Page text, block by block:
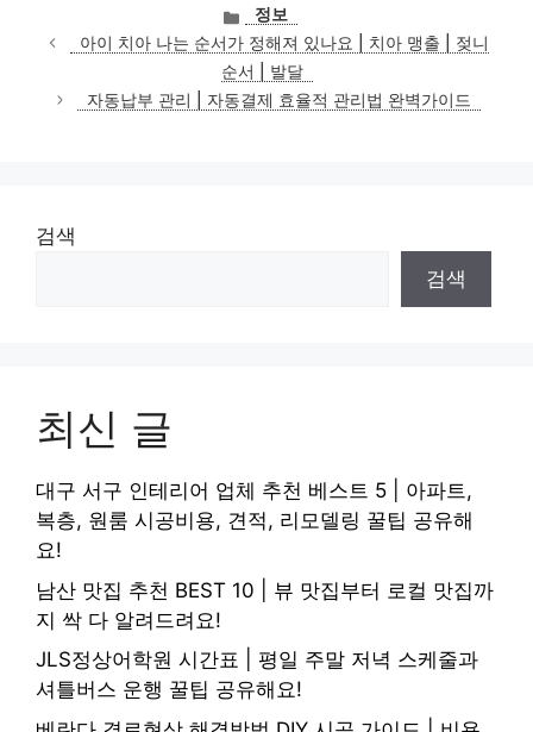
카
테
고
리
정보
아이 치아 나는 순서가 정해져 있나요 | 치아 맹출 | 젖니
순서 | 발달
자동납부 관리 | 자동결제 효율적 관리법 완벽가이드
검색
검색
최신 글
대구 서구 인테리어 업체 추천 베스트 5 | 아파트,
복층, 원룸 시공비용, 견적, 리모델링 꿀팁 공유해
요!
남산 맛집 추천 BEST 10 | 뷰 맛집부터 로컬 맛집까
지 싹 다 알려드려요!
JLS정상어학원 시간표 | 평일 주말 저녁 스케줄과
셔틀버스 운행 꿀팁 공유해요!